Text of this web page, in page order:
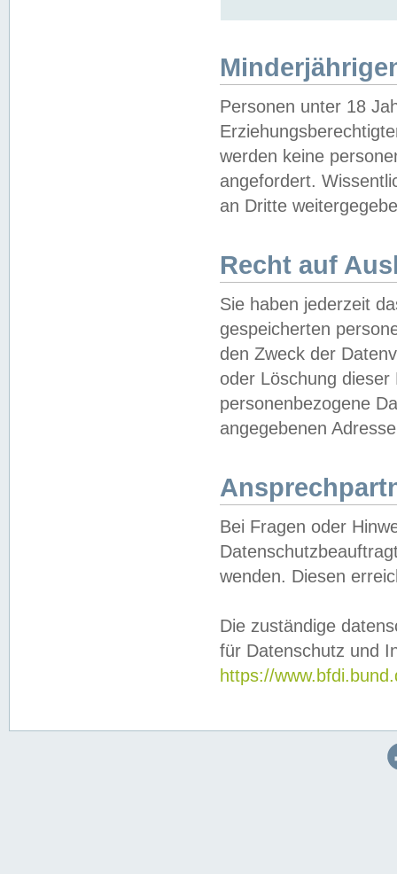
Personen unter 18
werden keine
angefordert.
an Dritte
Recht auf
Sie haben jederzeit
gespeicherten
den Zweck der
oder Löschung
personenbezogene
angegebenen
Bei Fragen oder
wenden. Diesen
Die zuständige
für Datenschutz und
https://